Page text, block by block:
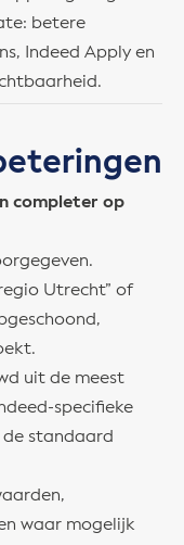
betere
Indeed Apply en
completer op
Utrecht” of
uit de meest
specifieke
standaard
waar mogelijk